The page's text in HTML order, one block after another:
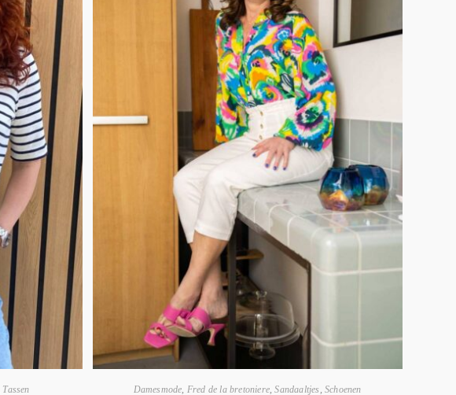
Tassen Damesmode, Fred de la bretoniere,Sandaaltjes , Schoenen